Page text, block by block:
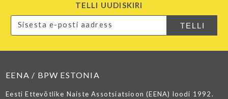
TELLI UUDISKIRI
EENA / BPW ESTONIA
Eesti Ettevõtlike Naiste Assotsiatsioon (EENA) loodi 1992.